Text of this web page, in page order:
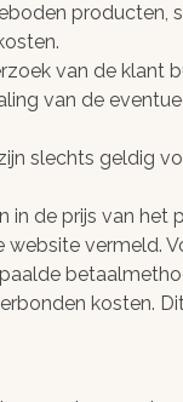
producten,
van de klant
van de
slechts geldig
in de prijs van
vermeld.
kosten.
en veilig blijvend
resultaten